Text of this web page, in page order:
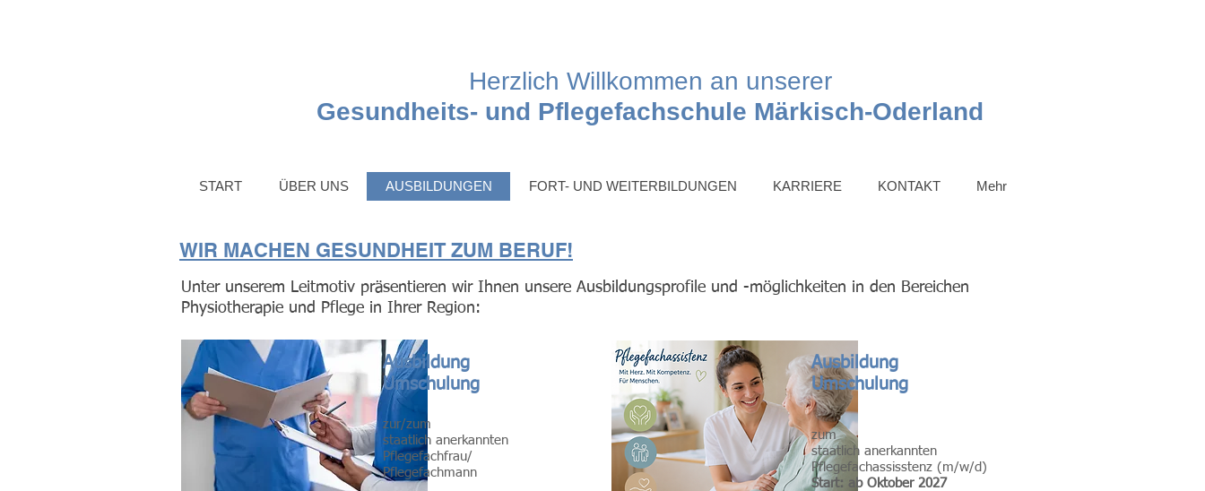
Herzlich Willkommen an unserer
Gesundheits- und Pflegefachschule Märkisch-Oderland
START ÜBER UNS AUSBILDUNGEN FORT- UND WEITERBILDUNGEN KARRIERE KONTAKT Mehr
WIR MACHEN GESUNDHEIT ZUM BERUF!
Unter unserem Leitmotiv präsentieren wir Ihnen unsere Ausbildungsprofile und -möglichkeiten in den Bereichen
Physiotherapie und Pflege in Ihrer Region:
Ausbildung
Umschulung
zur/zum
staatlich anerkannten
Pflegefachfrau/
Pflegefachmann
Ausbildung
Umschulung
zum
staatlich anerkannten
Pflegefachassisstenz (m/w/d)
Start: ab Oktober 2027